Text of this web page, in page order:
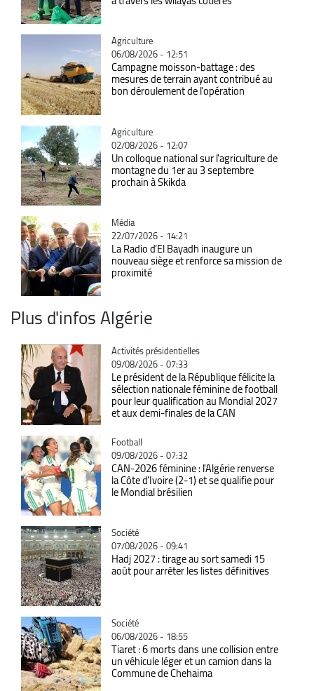
Catégorie
Agriculture
06/08/2026 - 12:51
Campagne moisson-battage : des
mesures de terrain ayant contribué au
bon déroulement de l'opération
Catégorie
Agriculture
02/08/2026 - 12:07
Un colloque national sur l'agriculture de
montagne du 1er au 3 septembre
prochain à Skikda
Catégorie
Média
22/07/2026 - 14:21
La Radio d’El Bayadh inaugure un
nouveau siège et renforce sa mission de
proximité
Plus d'infos Algérie
Catégorie
Activités présidentielles
09/08/2026 - 07:33
Le président de la République félicite la
sélection nationale féminine de football
pour leur qualification au Mondial 2027
et aux demi-finales de la CAN
Catégorie
Football
09/08/2026 - 07:32
CAN-2026 féminine : l'Algérie renverse
la Côte d'Ivoire (2-1) et se qualifie pour
le Mondial brésilien
Catégorie
Société
07/08/2026 - 09:41
Hadj 2027 : tirage au sort samedi 15
août pour arrêter les listes définitives
Catégorie
Société
06/08/2026 - 18:55
Tiaret : 6 morts dans une collision entre
un véhicule léger et un camion dans la
Commune de Chehaima